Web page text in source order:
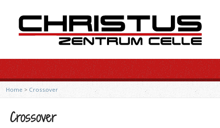
Home > Crossover
Crossover